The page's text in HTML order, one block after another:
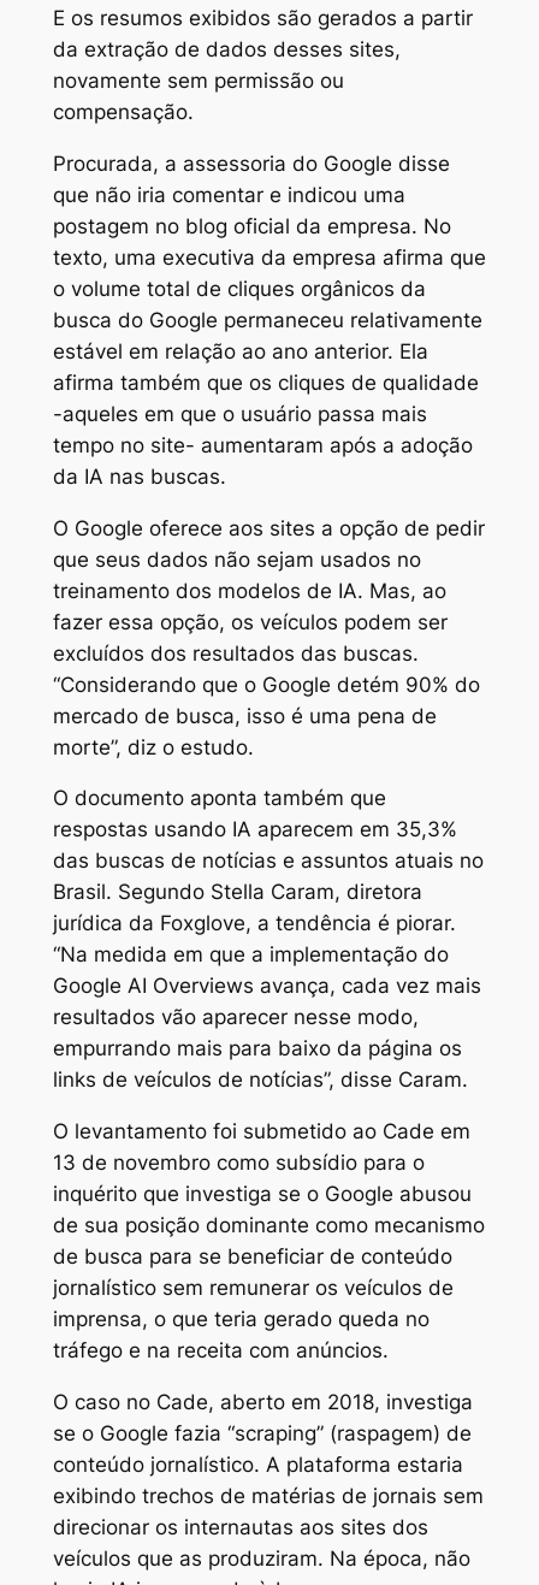
E os resumos exibidos são gerados a partir
da extração de dados desses sites,
novamente sem permissão ou
compensação.
Procurada, a assessoria do Google disse
que não iria comentar e indicou uma
postagem no blog oficial da empresa. No
texto, uma executiva da empresa afirma que
o volume total de cliques orgânicos da
busca do Google permaneceu relativamente
estável em relação ao ano anterior. Ela
afirma também que os cliques de qualidade
-aqueles em que o usuário passa mais
tempo no site- aumentaram após a adoção
da IA nas buscas.
O Google oferece aos sites a opção de pedir
que seus dados não sejam usados no
treinamento dos modelos de IA. Mas, ao
fazer essa opção, os veículos podem ser
excluídos dos resultados das buscas.
“Considerando que o Google detém 90% do
mercado de busca, isso é uma pena de
morte”, diz o estudo.
O documento aponta também que
respostas usando IA aparecem em 35,3%
das buscas de notícias e assuntos atuais no
Brasil. Segundo Stella Caram, diretora
jurídica da Foxglove, a tendência é piorar.
“Na medida em que a implementação do
Google AI Overviews avança, cada vez mais
resultados vão aparecer nesse modo,
empurrando mais para baixo da página os
links de veículos de notícias”, disse Caram.
O levantamento foi submetido ao Cade em
13 de novembro como subsídio para o
inquérito que investiga se o Google abusou
de sua posição dominante como mecanismo
de busca para se beneficiar de conteúdo
jornalístico sem remunerar os veículos de
imprensa, o que teria gerado queda no
tráfego e na receita com anúncios.
O caso no Cade, aberto em 2018, investiga
se o Google fazia “scraping” (raspagem) de
conteúdo jornalístico. A plataforma estaria
exibindo trechos de matérias de jornais sem
direcionar os internautas aos sites dos
veículos que as produziram. Na época, não